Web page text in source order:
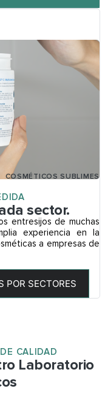
COSMÉTICOS SUBLIMES
sector.
entresijos de muchas
experiencia en la
a empresas de
POR SECTORES
CALIDAD
Laboratorio